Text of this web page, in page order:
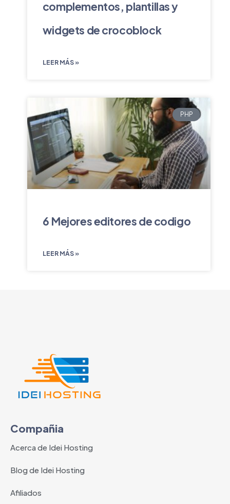
complementos, plantillas y
widgets de crocoblock
LEER MÁS »
PHP
6 Mejores editores de codigo
LEER MÁS »
Compañia
Acerca de Idei Hosting
Blog de Idei Hosting
Afiliados